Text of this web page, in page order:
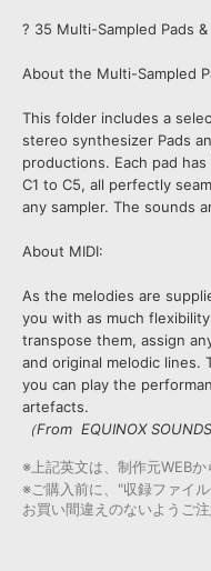
? 35 Multi-Sampled Pads
About the Multi-Sampled
This folder includes a
stereo synthesizer Pads
productions. Each pad
C1 to C5, all perfectly
any sampler. The sounds
About MIDI:
As the melodies are
you with as much
transpose them, assign
and original melodic lines.
you can play the
artefacts.
（From EQUINOX SOUNDS
※上記英文は、制作元WEBか
※ご購入前に、"収録ファイ
お買い間違えのないようご注